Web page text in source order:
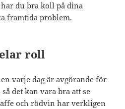
har du bra koll på dina
framtida problem.
roll
varje dag är avgörande för
det kan vara bra att se
och rödvin har verkligen